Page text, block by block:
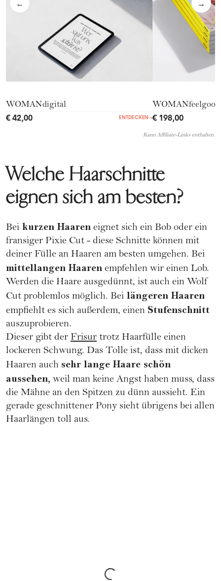
← →
WOMANdigital
€ 42,00 ENTDECKEN →
WOMANfeelgood
€ 198,00
Kann Affiliate-Links enthalten.
Welche Haarschnitte
eignen sich am besten?
Bei kurzen Haaren eignet sich ein Bob oder ein
fransiger Pixie Cut - diese Schnitte können mit
deiner Fülle an Haaren am besten umgehen. Bei
mittellangen Haaren empfehlen wir einen Lob.
Werden die Haare ausgedünnt, ist auch ein Wolf
Cut problemlos möglich. Bei längeren Haaren
empfiehlt es sich außerdem, einen Stufenschnitt
auszuprobieren.
Dieser gibt der Frisur trotz Haarfülle einen
lockeren Schwung. Das Tolle ist, dass mit dicken
Haaren auch sehr lange Haare schön
aussehen, weil man keine Angst haben muss, dass
die Mähne an den Spitzen zu dünn aussieht. Ein
gerade geschnittener Pony sieht übrigens bei allen
Haarlängen toll aus.